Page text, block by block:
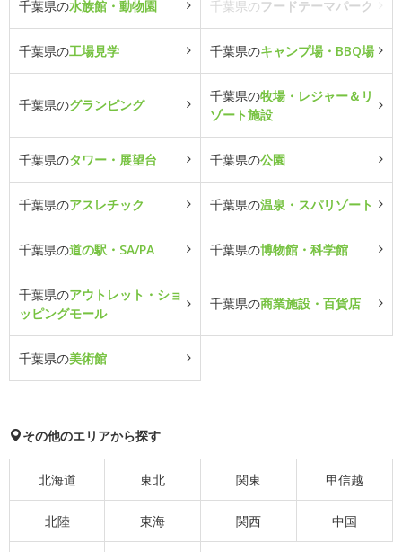
千葉県の水族館・動物園 千葉県のフードテーマパーク
千葉県の工場見学 千葉県のキャンプ場・BBQ場
千葉県のグランピング
千葉県の牧場・レジャー＆リ
ゾート施設
千葉県のタワー・展望台 千葉県の公園
千葉県のアスレチック 千葉県の温泉・スパリゾート
千葉県の道の駅・SA/PA 千葉県の博物館・科学館
千葉県のアウトレット・ショ
ッピングモール
千葉県の商業施設・百貨店
千葉県の美術館
その他のエリアから探す
北海道 東北 関東 甲信越
北陸 東海 関西 中国